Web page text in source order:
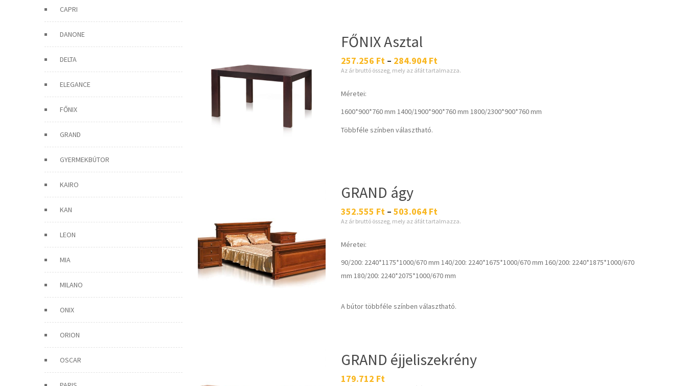
CAPRI
DANONE
DELTA
ELEGANCE
FŐNIX
GRAND
GYERMEKBÚTOR
KAIRO
KAN
LEON
MIA
MILANO
ONIX
ORION
OSCAR
FŐNIX Asztal
257.256 Ft – 284.904 Ft
Az ár bruttó összeg, mely az áfát tartalmazza.
Méretei:
1600*900*760 mm 1400/1900*900*760 mm 1800/2300*900*760 mm
Többféle színben választható.
GRAND ágy
352.555 Ft – 503.064 Ft
Az ár bruttó összeg, mely az áfát tartalmazza.
Méretei:
90/200: 2240*1175*1000/670 mm 140/200: 2240*1675*1000/670 mm 160/200: 2240*1875*1000/670
mm 180/200: 2240*2075*1000/670 mm
A bútor többféle színben választható.
GRAND éjjeliszekrény
179.712 Ft